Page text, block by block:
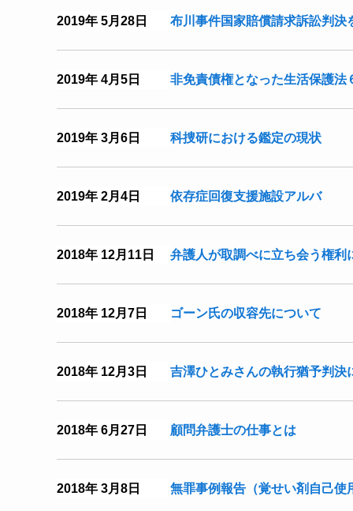
2019年 5月28日 布川事件国家賠償請求訴訟判決
2019年 4月5日 非免責債権となった生活保護法
2019年 3月6日 科捜研における鑑定の現状
2019年 2月4日 依存症回復支援施設アルバ
2018年 12月11日 弁護人が取調べに立ち会う権利
2018年 12月7日 ゴーン氏の収容先について
2018年 12月3日 吉澤ひとみさんの執行猶予判決
2018年 6月27日 顧問弁護士の仕事とは
2018年 3月8日 無罪事例報告（覚せい剤自己使